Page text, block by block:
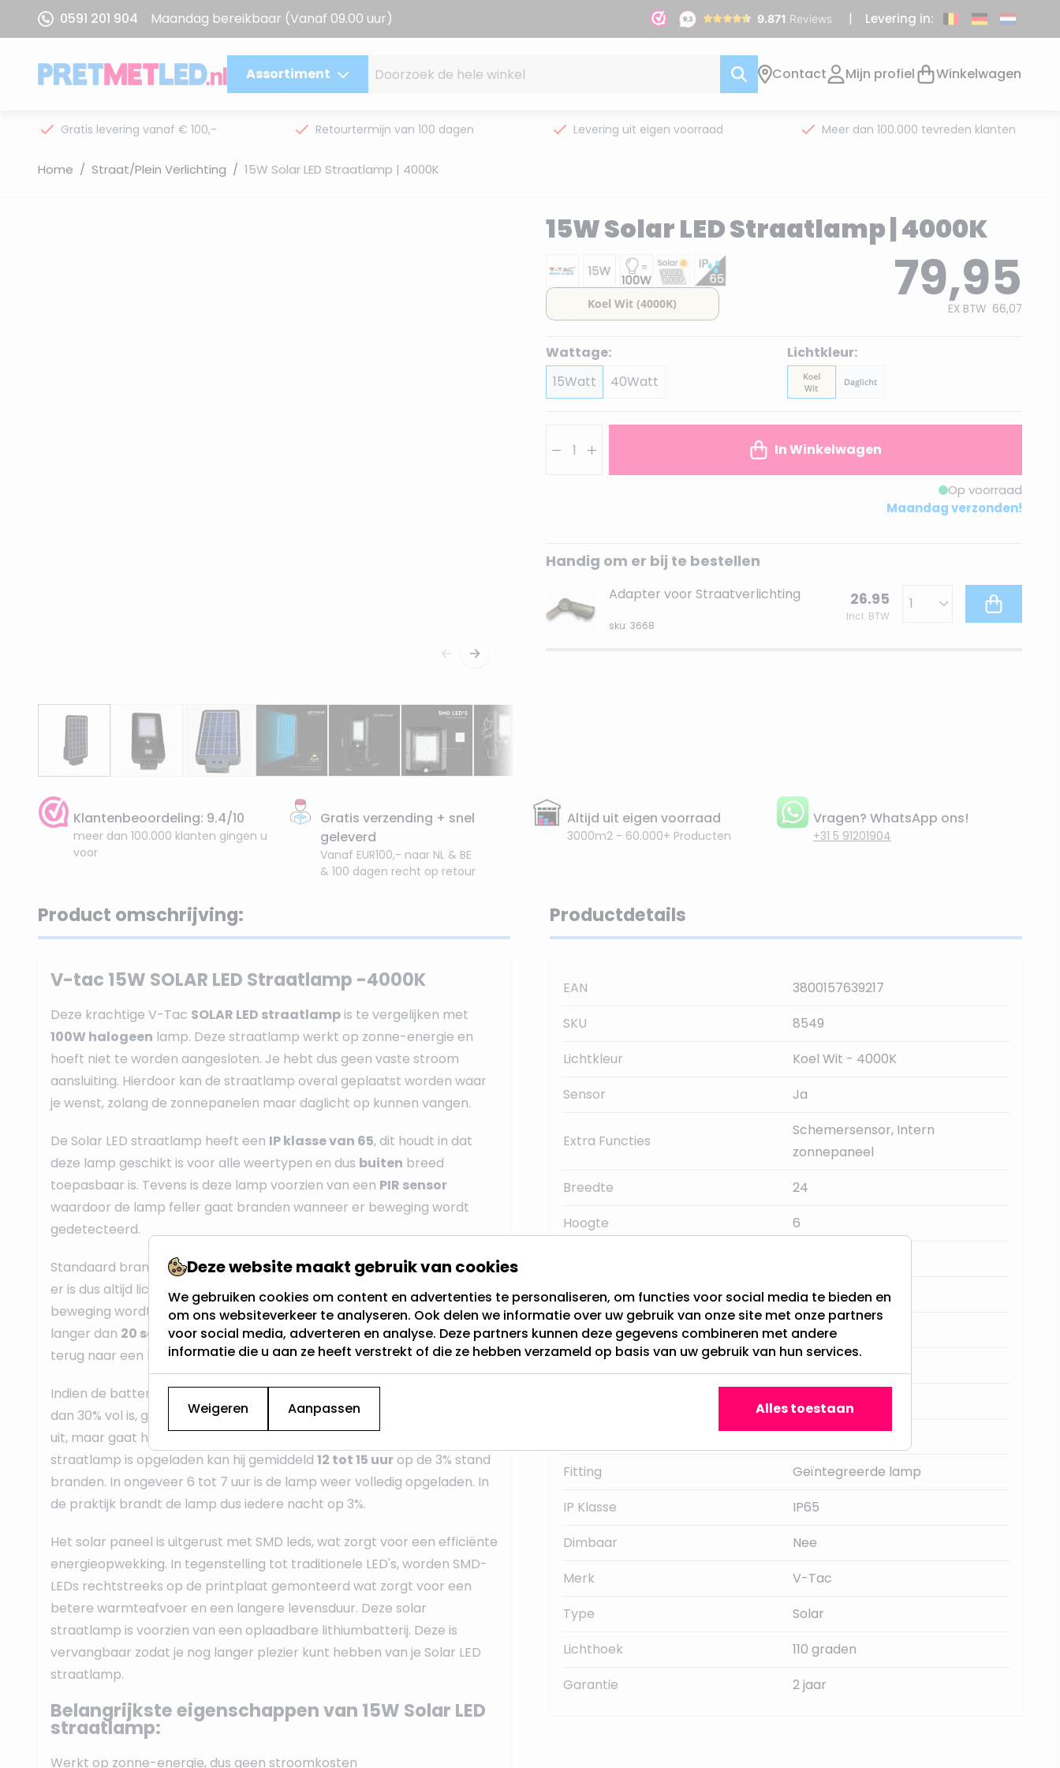
Ga naar de inhoud
0591 201 904 Maandag bereikbaar (Vanaf 09.00 uur) Levering in:
Assortiment Contact Mijn profiel Winkelwagen
Gratis levering vanaf € 100,- Retourtermijn van 100 dagen Levering uit eigen voorraad Meer dan 100.000 tevreden klanten
Home / Straat/Plein Verlichting / 15W Solar LED Straatlamp | 4000K
15W Solar LED Straatlamp | 4000K
79,95
EX BTW 66,07
Wattage:
15Watt
40Watt
Lichtkleur:
In Winkelwagen
Op voorraad
Maandag verzonden!
Handig om er bij te bestellen
Adapter voor Straatverlichting
sku: 3668
26.95
Incl. BTW
Klantenbeoordeling: 9.4/10
meer dan 100.000 klanten gingen u
voor
Gratis verzending + snel
geleverd
Vanaf EUR100,- naar NL & BE
& 100 dagen recht op retour
Altijd uit eigen voorraad
3000m2 - 60.000+ Producten
Vragen? WhatsApp ons!
+31 5 91201904
Product omschrijving:
V-tac 15W SOLAR LED Straatlamp -4000K
Deze krachtige V-Tac SOLAR LED straatlampis te vergelijken met
100W halogeen lamp. Deze straatlamp werkt op zonne-energie en
hoeft niet te worden aangesloten. Je hebt dus geen vaste stroom
aansluiting. Hierdoor kan de straatlamp overal geplaatst worden waar
je wenst, zolang de zonnepanelen maar daglicht op kunnen vangen.
De Solar LED straatlamp heeft een IP klasse van 65, dit houdt in dat
deze lamp geschikt is voor alle weertypen en dus buiten breed
toepasbaar is. Tevens is deze lamp voorzien van een PIR sensor
waardoor de lamp feller gaat branden wanneer er beweging wordt
gedetecteerd.
Standaard brandt de straatlamp op 3% van zijn totale lichtopbrengst,
er is dus altijd licht. Indien er binnen
8 meter
van de straatlamp
beweging wordt gedetecteerd, gaat de lamp vol uit branden. Zodra er
langer dan 20 secondengeen beweging meer is, gaat de straatlamp
terug naar een licht output van 3%.
Indien de batterij (die opgeladen wordt met de zonnepanelen) minder
dan 30% vol is, gaat de straatlamp tijdens ""geen beweging"" helemaal
uit, maar gaat hij wel vol uit branden bij beweging. Wanneer de
straatlamp is opgeladen kan hij gemiddeld 12 tot 15 uurop de 3% stand
branden. In ongeveer 6 tot 7 uur is de lamp weer volledig opgeladen. In
de praktijk brandt de lamp dus iedere nacht op 3%.
Het solar paneel is uitgerust met SMD leds, wat zorgt voor een efficiënte
energieopwekking. In tegenstelling tot traditionele LED's, worden SMD-
LEDs rechtstreeks op de printplaat gemonteerd wat zorgt voor een
betere warmteafvoer en een langere levensduur. Deze solar
straatlamp is voorzien van een oplaadbare lithiumbatterij. Deze is
vervangbaar zodat je nog langer plezier kunt hebben van je Solar LED
straatlamp.
Belangrijkste eigenschappen van 15W Solar LED
straatlamp:
Werkt op zonne-energie, dus geen stroomkosten
Productdetails
EAN
3800157639217
SKU
8549
Lichtkleur
Koel Wit - 4000K
Sensor
Ja
Extra Functies
Schemersensor, Intern
zonnepaneel
Breedte
24
Hoogte
6
Voedingstype:
Solar
Kleur
Zwart
Lumen:
Kunststof
15.000
Fitting
Geïntegreerde lamp
IP Klasse
IP65
Dimbaar
Nee
Merk
V-Tac
Type
Solar
Lichthoek
110 graden
Garantie
2 jaar
Deze website maakt gebruik van cookies
We gebruiken cookies om content en advertenties te personaliseren, om functies voor social media te bieden en
om ons websiteverkeer te analyseren. Ook delen we informatie over uw gebruik van onze site met onze partners
voor social media, adverteren en analyse. Deze partners kunnen deze gegevens combineren met andere
informatie die u aan ze heeft verstrekt of die ze hebben verzameld op basis van uw gebruik van hun services.
Weigeren Aanpassen Alles toestaan